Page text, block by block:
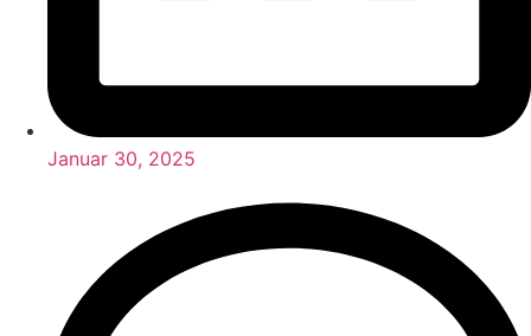
Januar 30, 2025